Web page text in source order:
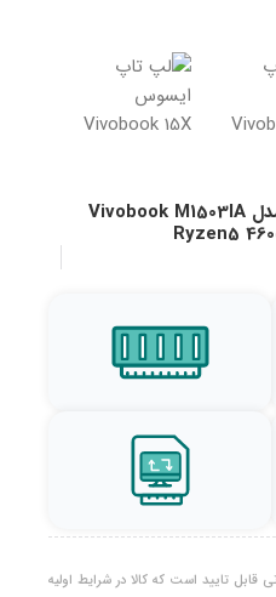
لپ‌تاپ 15.6 اینچی ایسوس مدل Vivobook M1503IA
Ryzen5
تایید است که کالا در شرایط اولیه